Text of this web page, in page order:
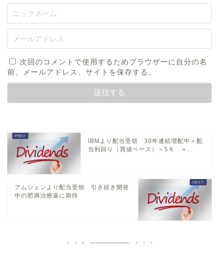
次回のコメントで使用するためブラウザーに自分の名
前、メールアドレス、サイトを保存する。
IBMより配当受領 30年連続増配中＋配
当利回り（買値ベース）＞5％ ＝...
アムジェンより配当受領 引き続き開発
中の肥満治療薬に期待